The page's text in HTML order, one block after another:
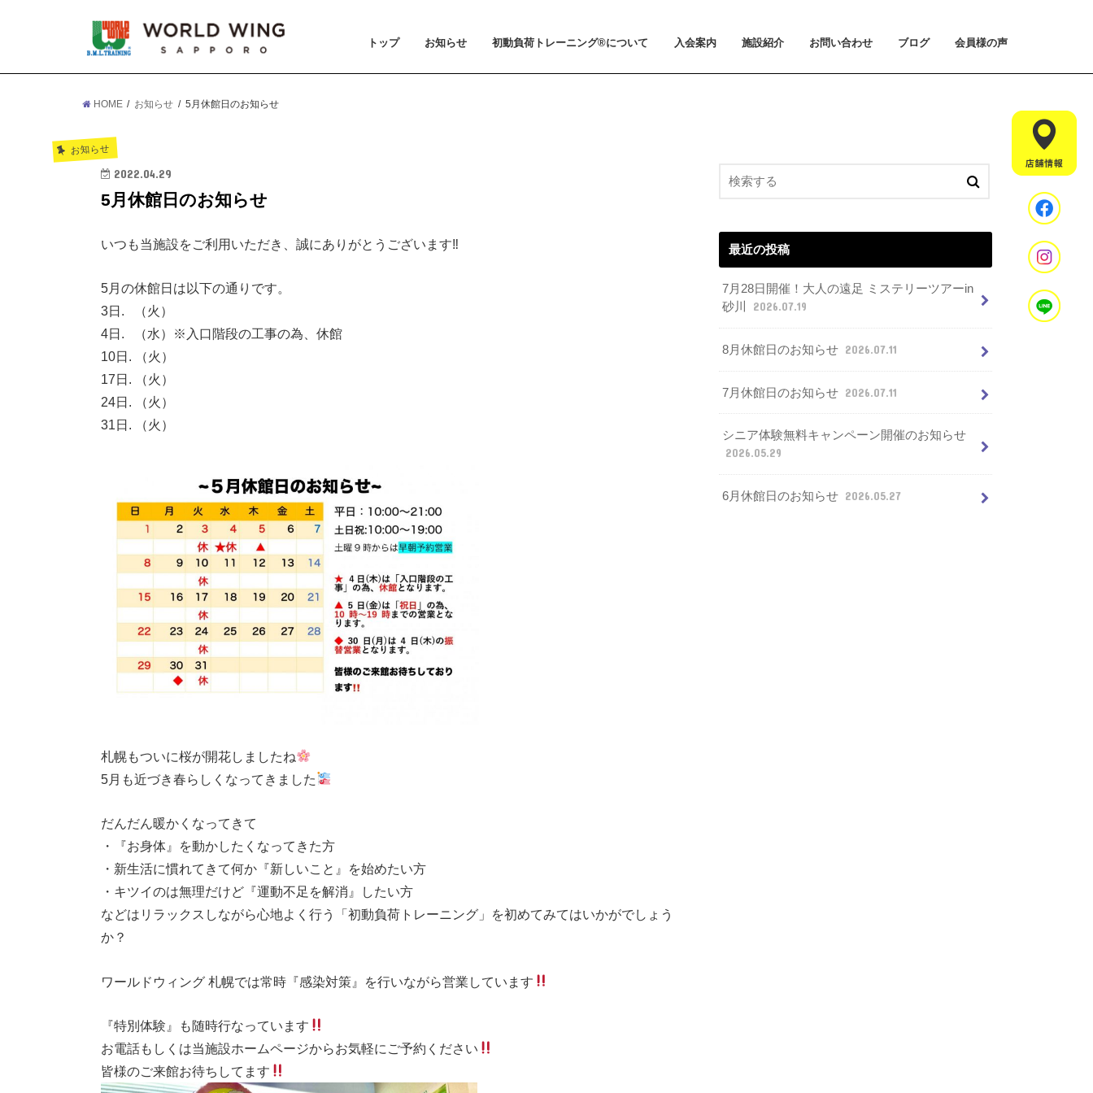
トップ お知らせ
お知らせ
メディア掲載
初動負荷トレーニング®について
初動負荷トレーニング®とは
小山 裕史博士のご紹介
BeMoLo®シューズについて
入会案内
入会案内
料金とお支払い方法について
体験会とトライアルプランについて
ビジター利用のご案内
会員規約
施設紹介
施設紹介
設置マシンのご紹介
アクセス
スタッフ紹介
お問い合わせ
お問い合わせ
入会手続きのご予約
体験会のご予約
見学・相談のご予約
よくあるご質問
ブログ 会員様の声
HOME お知らせ 5月休館日のお知らせ
お知らせ
2022.04.29
5月休館日のお知らせ
いつも当施設をご利用いただき、誠にありがとうございます‼︎
5月の休館日は以下の通りです。
3日. （火）
4日. （水）※入口階段の工事の為、休館
10日. （火）
17日. （火）
24日. （火）
31日. （火）
札幌もついに桜が開花しましたね
5月も近づき春らしくなってきました
だんだん暖かくなってきて
・『お身体』を動かしたくなってきた方
・新生活に慣れてきて何か『新しいこと』を始めたい方
・キツイのは無理だけど『運動不足を解消』したい方
などはリラックスしながら心地よく行う「初動負荷トレーニング」を初めてみてはいかがでしょう
か？
ワールドウィング 札幌では常時『感染対策』を行いながら営業しています
『特別体験』も随時行なっています
お電話もしくは当施設ホームページからお気軽にご予約ください
皆様のご来館お待ちしてます
最近の投稿
7月28日開催！大人の遠足 ミステリーツアーin
砂川
2026.07.19
8月休館日のお知らせ 2026.07.11
7月休館日のお知らせ 2026.07.11
シニア体験無料キャンペーン開催のお知らせ
2026.05.29
6月休館日のお知らせ 2026.05.27